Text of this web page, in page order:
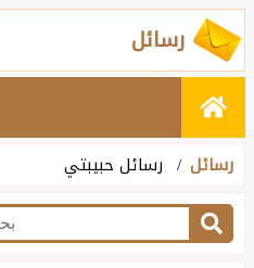
رسائل
رسائل رسائل حبيبتي